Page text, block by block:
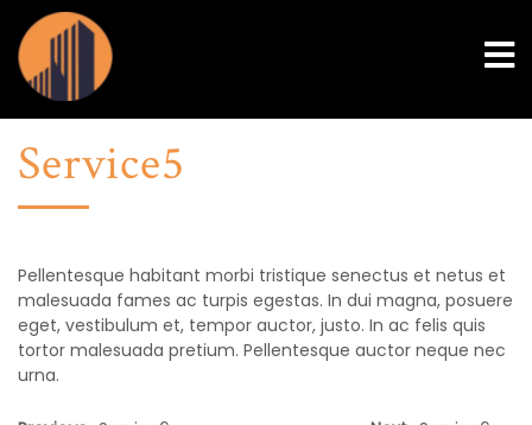
Service5
Pellentesque habitant morbi tristique senectus et netus et
malesuada fames ac turpis egestas. In dui magna, posuere
eget, vestibulum et, tempor auctor, justo. In ac felis quis
tortor malesuada pretium. Pellentesque auctor neque nec
urna.